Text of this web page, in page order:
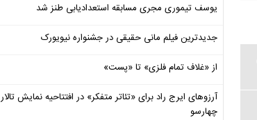
یوسف تیموری مجری مسابقه استعدادیابی طنز شد
جدیدترین فیلم مانی حقیقی در جشنواره نیویورک
از «غلاف تمام فلزی» تا «پست»
آرزوهای ایرج راد برای «تئاتر متفکر» در افتتاحیه نمایش تالار
چهارسو